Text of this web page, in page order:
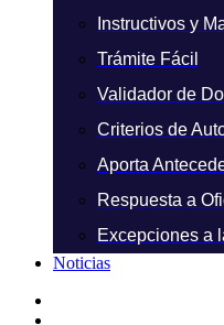
Instructivos y
Trámite Fácil
Validador de
Criterios de
Aporta
Respuesta a
Excepciones a
Noticias